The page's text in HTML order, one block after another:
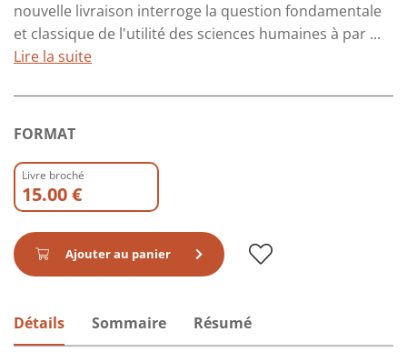
nouvelle livraison interroge la question fondamentale
et classique de l'utilité des sciences humaines à par ...
Lire la suite
FORMAT
Livre broché
15.00 €
Ajouter au panier
Détails Sommaire Résumé